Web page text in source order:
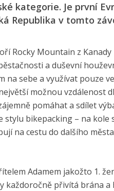
kategorie. Je první
Republika v tomto
Rocky Mountain z
a duševní
na sebe a využívat pouze
možnou vzdálenost
pomáhat a sdílet
bikepacking – na kole
na cestu do dalšího
Adamem jakožto 1.
každoročně přivítá brána